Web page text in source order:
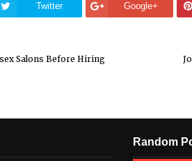
Twitter Google+
Salons Before Hiring
Random